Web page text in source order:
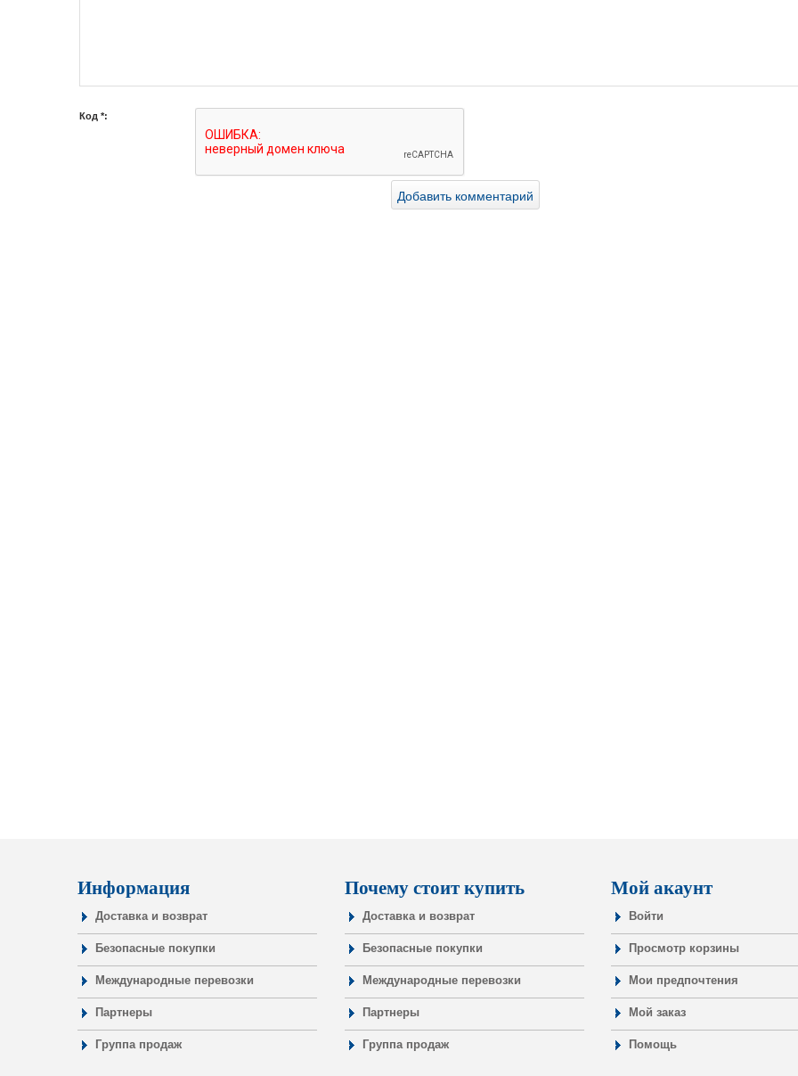
Код *:
Информация
Доставка и возврат
Безопасные покупки
Международные перевозки
Партнеры
Группа продаж
Почему стоит купить
Доставка и возврат
Безопасные покупки
Международные перевозки
Партнеры
Группа продаж
Мой акаунт
Войти
Просмотр корзины
Мои предпочтения
Мой заказ
Помощь